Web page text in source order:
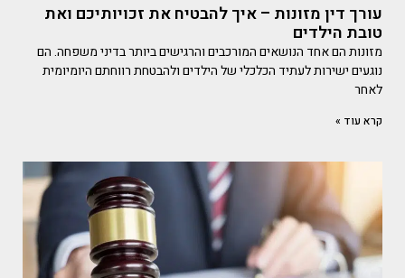
עורך דין מזונות – איך להבטיח את זכויותיכם ואת
טובת הילדים
מזונות הם אחד הנושאים המורכבים והרגישים ביותר בדיני משפחה. הם
נוגעים ישירות לעתיד הכלכלי של הילדים ולהבטחת רווחתם היומיומית
לאחר
קרא עוד »